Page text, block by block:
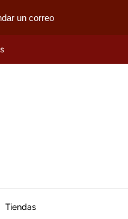
un correo
Tiendas